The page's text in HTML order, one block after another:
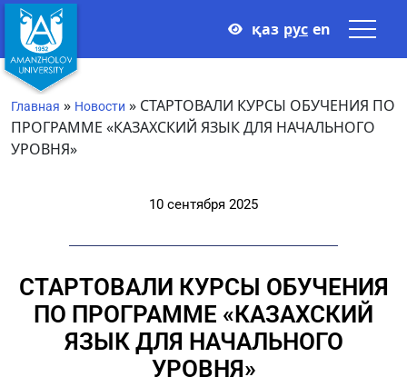
қаз рус en
Главная » Новости » СТАРТОВАЛИ КУРСЫ ОБУЧЕНИЯ ПО
ПРОГРАММЕ «КАЗАХСКИЙ ЯЗЫК ДЛЯ НАЧАЛЬНОГО
УРОВНЯ»
10 сентября 2025
СТАРТОВАЛИ КУРСЫ ОБУЧЕНИЯ
ПО ПРОГРАММЕ «КАЗАХСКИЙ
ЯЗЫК ДЛЯ НАЧАЛЬНОГО
УРОВНЯ»